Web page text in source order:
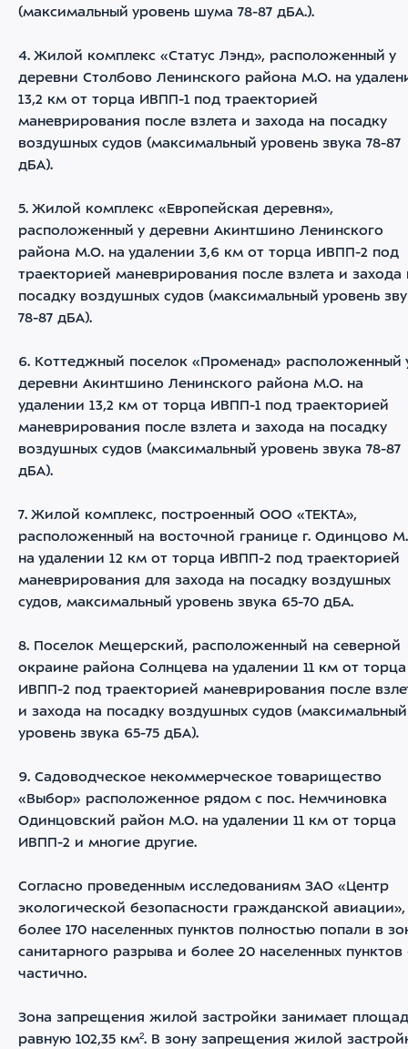
(максимальный уровень шума 78-87 дБА.).
4. Жилой комплекс «Статус Лэнд», расположенный у
деревни Столбово Ленинского района М.О. на
13,2 км от торца ИВПП-1 под траекторией
маневрирования после взлета и захода на посадку
воздушных судов (максимальный уровень звука 78-87
дБА).
5. Жилой комплекс «Европейская деревня»,
расположенный у деревни Акинтшино Ленинского
района М.О. на удалении 3,6 км от торца ИВПП-2 под
траекторией маневрирования после взлета и захода
посадку воздушных судов (максимальный уровень
78-87 дБА).
6. Коттеджный поселок «Променад» расположенный
деревни Акинтшино Ленинского района М.О. на
удалении 13,2 км от торца ИВПП-1 под траекторией
маневрирования после взлета и захода на посадку
воздушных судов (максимальный уровень звука 78-87
дБА).
7. Жилой комплекс, построенный ООО «ТЕКТА»,
расположенный на восточной границе г. Одинцово
на удалении 12 км от торца ИВПП-2 под траекторией
маневрирования для захода на посадку воздушных
судов, максимальный уровень звука 65-70 дБА.
8. Поселок Мещерский, расположенный на северной
окраине района Солнцева на удалении 11 км от торца
ИВПП-2 под траекторией маневрирования после
и захода на посадку воздушных судов (максимальный
уровень звука 65-75 дБА).
9. Садоводческое некоммерческое товарищество
«Выбор» расположенное рядом с пос. Немчиновка
Одинцовский район М.О. на удалении 11 км от торца
ИВПП-2 и многие другие.
Согласно проведенным исследованиям ЗАО «Центр
экологической безопасности гражданской авиации»,
более 170 населенных пунктов полностью попали в
санитарного разрыва и более 20 населенных пунктов
частично.
Зона запрещения жилой застройки занимает
равную 102,35 км². В зону запрещения жилой